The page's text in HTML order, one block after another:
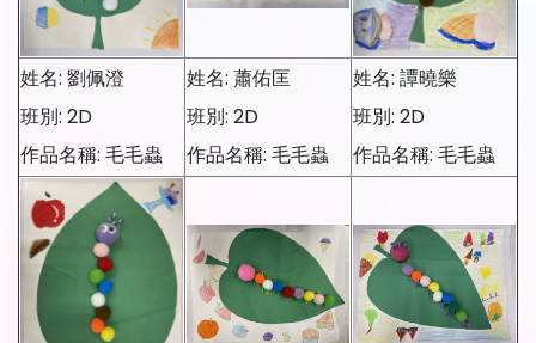
姓名: 劉佩澄
班別: 2D
作品名稱: 毛毛蟲
姓名: 蕭佑匡
班別: 2D
作品名稱: 毛毛蟲
姓名: 譚曉樂
班別: 2D
作品名稱: 毛毛蟲